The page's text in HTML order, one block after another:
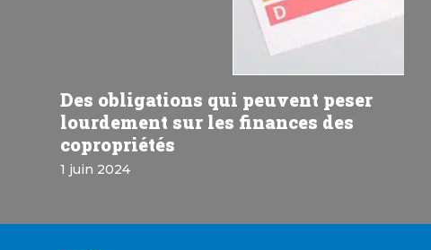
Des obligations qui peuvent peser
lourdement sur les finances des
copropriétés
1 juin 2024